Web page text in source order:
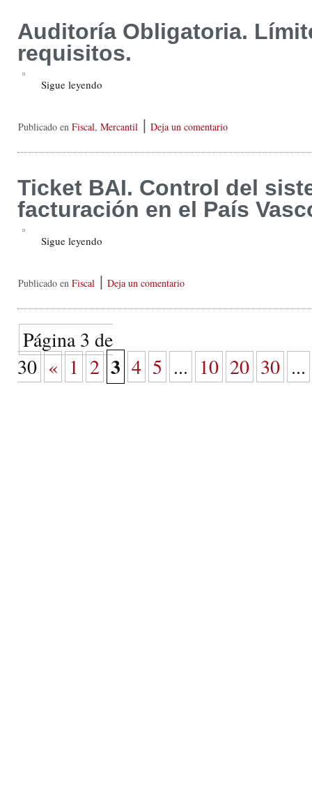
Auditoría Obligatoria.
requisitos.
Sigue leyendo
Publicado en Fiscal, Mercantil | Deja un comentario
Ticket BAI. Control del
facturación en el País
Sigue leyendo
Publicado en Fiscal | Deja un comentario
Página 3 de
30 « 1 2 3 4 5 ... 10 20 30 ...